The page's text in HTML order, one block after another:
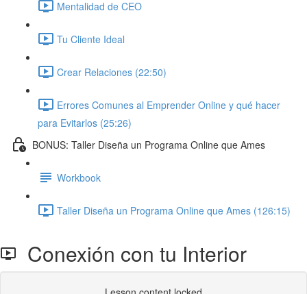
Mentalidad de CEO
Tu Cliente Ideal
Crear Relaciones (22:50)
Errores Comunes al Emprender Online y qué hacer
para Evitarlos (25:26)
BONUS: Taller Diseña un Programa Online que Ames
Workbook
Taller Diseña un Programa Online que Ames (126:15)
Conexión con tu Interior